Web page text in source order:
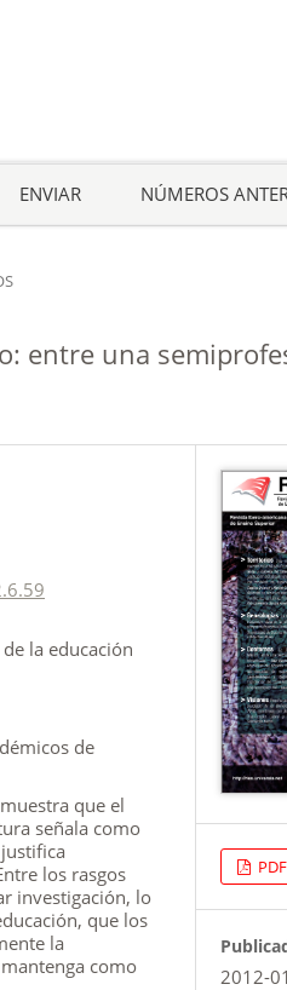
ENVIAR NÚMEROS
entre una
la educación
de
que el
señala como
los rasgos
investigación, lo
que los
la
como
PDF
2012-